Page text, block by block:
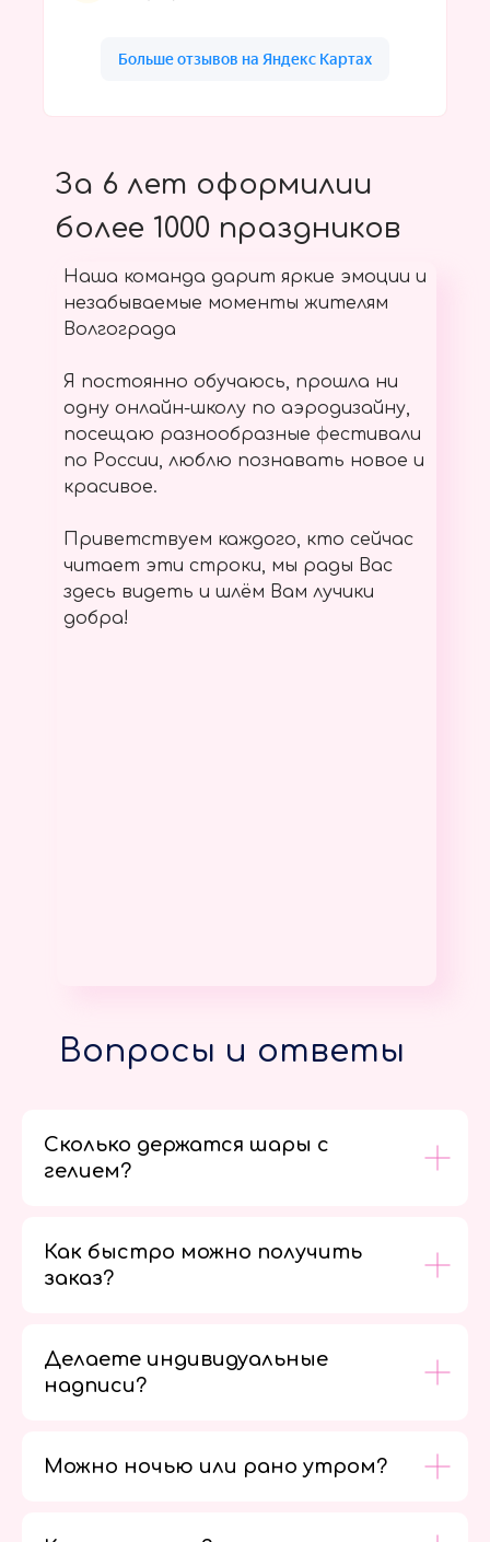
За 6 лет оформилии
более 1000 праздников
Наша команда дарит яркие эмоции и
незабываемые моменты жителям
Волгограда
Я постоянно обучаюсь, прошла ни
одну онлайн-школу по аэродизайну,
посещаю разнообразные фестивали
по России, люблю познавать новое и
красивое.
Приветствуем каждого, кто сейчас
читает эти строки, мы рады Вас
здесь видеть и шлём Вам лучики
добра!
Вопросы и ответы
Сколько держатся шары с
гелием?
Как быстро можно получить
заказ?
Делаете индивидуальные
надписи?
Можно ночью или рано утром?